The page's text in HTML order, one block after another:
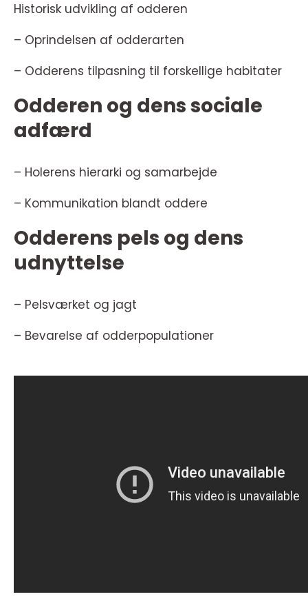
Historisk udvikling af odderen
– Oprindelsen af odderarten
– Odderens tilpasning til forskellige habitater
Odderen og dens sociale
adfærd
– Holerens hierarki og samarbejde
– Kommunikation blandt oddere
Odderens pels og dens
udnyttelse
– Pelsværket og jagt
– Bevarelse af odderpopulationer